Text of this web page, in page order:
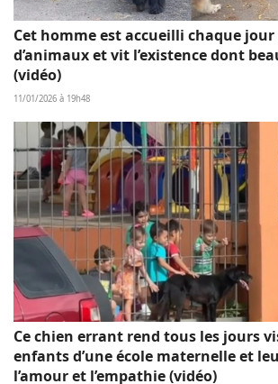
Cet homme est accueilli chaque
d’animaux et vit l’existence dont
(vidéo)
11/01/2026 à 19h48
Ce chien errant rend tous les jours
enfants d’une école maternelle et
l’amour et l’empathie (vidéo)